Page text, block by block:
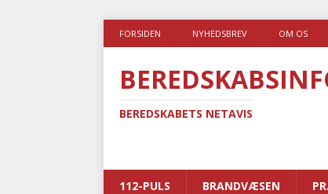
FORSIDEN NYHEDSBREV OM OS
BEREDSKABETS NETAVIS
112-PULS BRANDVÆSEN